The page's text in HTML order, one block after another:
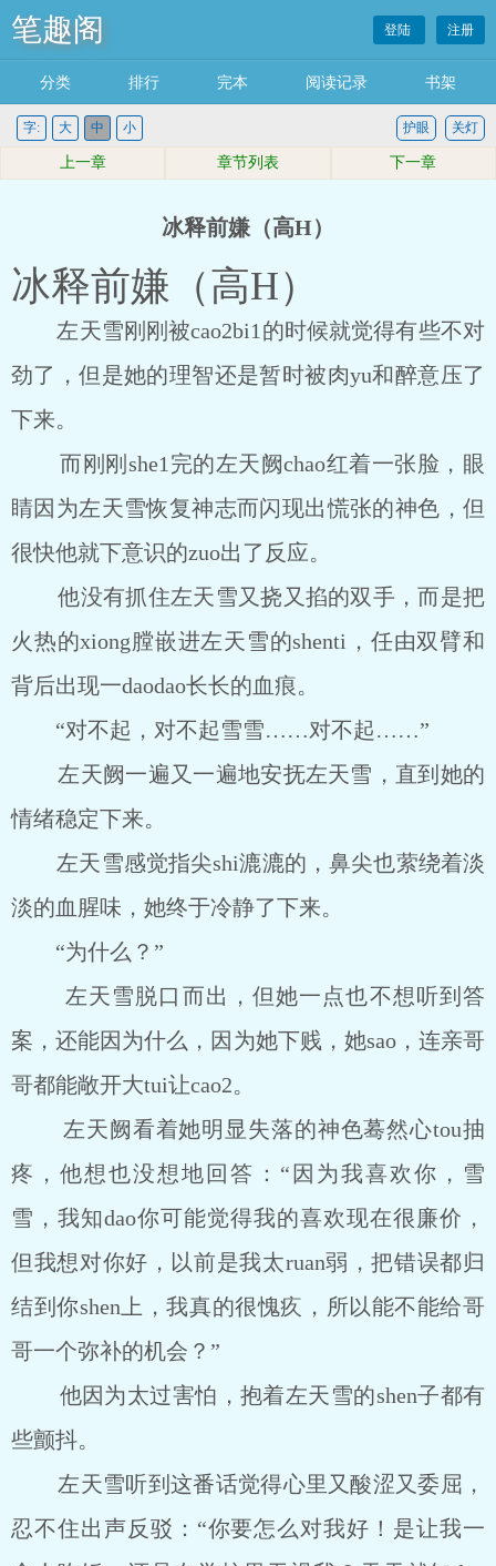
笔趣阁 登陆 注册
分类 排行 完本 阅读记录 书架
字: 大 中 小 关灯
护眼
上一章 章节列表 下一章
冰释前嫌（高H）
冰释前嫌（高H）
左天雪刚刚被cao2bi1的时候就觉得有些不对
劲了，但是她的理智还是暂时被肉yu和醉意压了
下来。
而刚刚she1完的左天阙chao红着一张脸，眼
睛因为左天雪恢复神志而闪现出慌张的神色，但
很快他就下意识的zuo出了反应。
他没有抓住左天雪又挠又掐的双手，而是把
火热的xiong膛嵌进左天雪的shenti，任由双臂和
背后出现一daodao长长的血痕。
“对不起，对不起雪雪……对不起……”
左天阙一遍又一遍地安抚左天雪，直到她的
情绪稳定下来。
左天雪感觉指尖shi漉漉的，鼻尖也萦绕着淡
淡的血腥味，她终于冷静了下来。
“为什么？”
左天雪脱口而出，但她一点也不想听到答
案，还能因为什么，因为她下贱，她sao，连亲哥
哥都能敞开大tui让cao2。
左天阙看着她明显失落的神色蓦然心tou抽
疼，他想也没想地回答：“因为我喜欢你，雪
雪，我知dao你可能觉得我的喜欢现在很廉价，
但我想对你好，以前是我太ruan弱，把错误都归
结到你shen上，我真的很愧疚，所以能不能给哥
哥一个弥补的机会？”
他因为太过害怕，抱着左天雪的shen子都有
些颤抖。
左天雪听到这番话觉得心里又酸涩又委屈，
忍不住出声反驳：“你要怎么对我好！是让我一